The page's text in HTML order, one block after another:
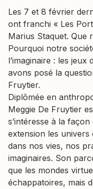
Les 7 et 8 février
ont franchi « Les
Marius Staquet. Que
Pourquoi notre
l’imaginaire : les
avons posé la
Fruytier.
Diplômée en
Meggie De Fruytier
s’intéresse à la
extension les univers
dans nos vies, nos
imaginaires. Son
que les mondes
échappatoires, mais